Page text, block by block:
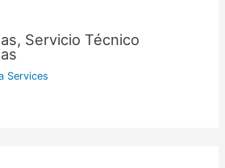
Servicio Técnico
Services